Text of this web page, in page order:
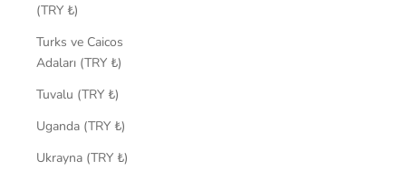
(TRY ₺)
Turks ve Caicos
Adaları (TRY ₺)
Tuvalu (TRY ₺)
Uganda (TRY ₺)
Ukrayna (TRY ₺)